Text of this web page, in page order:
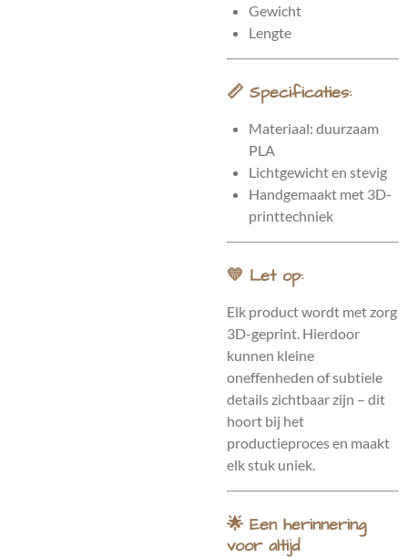
Gewicht
Lengte
📏 Specificaties:
Materiaal: duurzaam
PLA
Lichtgewicht en stevig
Handgemaakt met 3D-
printtechniek
💛 Let op:
Elk product wordt met zorg
3D-geprint. Hierdoor
kunnen kleine
oneffenheden of subtiele
details zichtbaar zijn – dit
hoort bij het
productieproces en maakt
elk stuk uniek.
🌟 Een herinnering
voor altijd